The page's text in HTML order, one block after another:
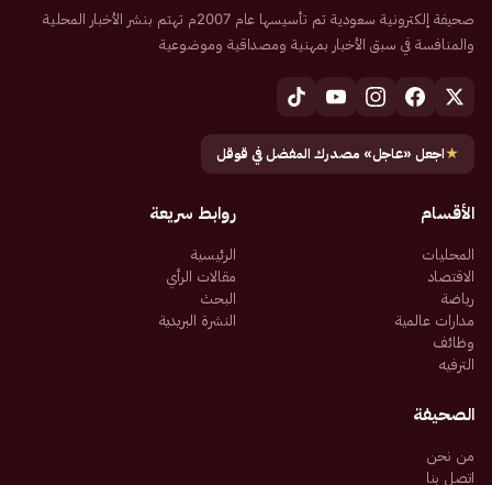
صحيفة إلكترونية سعودية تم تأسيسها عام 2007م تهتم بنشر الأخبار المحلية
والمنافسة في سبق الأخبار بمهنية ومصداقية وموضوعية
★اجعل «عاجل» مصدرك المفضل في قوقل
الأقسام
المحليات
الاقتصاد
رياضة
مدارات عالمية
وظائف
الترفيه
روابط سريعة
الرئيسية
مقالات الرأي
البحث
النشرة البريدية
الصحيفة
من نحن
اتصل بنا